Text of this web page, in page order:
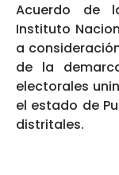
Acuerdo de
Instituto
a
de la
electorales
el estado de
distritales.